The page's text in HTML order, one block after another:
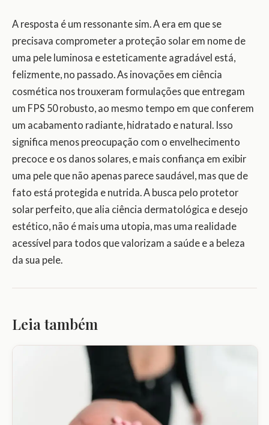
A resposta é um ressonante sim. A era em que se
precisava comprometer a proteção solar em nome de
uma pele luminosa e esteticamente agradável está,
felizmente, no passado. As inovações em ciência
cosmética nos trouxeram formulações que entregam
um FPS 50 robusto, ao mesmo tempo em que conferem
um acabamento radiante, hidratado e natural. Isso
significa menos preocupação com o envelhecimento
precoce e os danos solares, e mais confiança em exibir
uma pele que não apenas parece saudável, mas que de
fato está protegida e nutrida. A busca pelo protetor
solar perfeito, que alia ciência dermatológica e desejo
estético, não é mais uma utopia, mas uma realidade
acessível para todos que valorizam a saúde e a beleza
da sua pele.
Leia também